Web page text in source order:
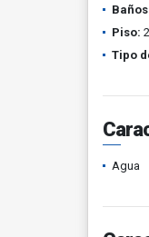
Piso: 2
Tipo
Agua